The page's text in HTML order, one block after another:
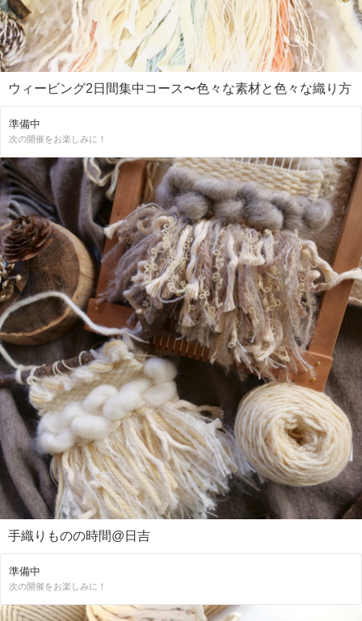
ウィービング2日間集中コース〜色々な素材と色々な織り方
準備中
次の開催をお楽しみに！
手織りものの時間@日吉
準備中
次の開催をお楽しみに！